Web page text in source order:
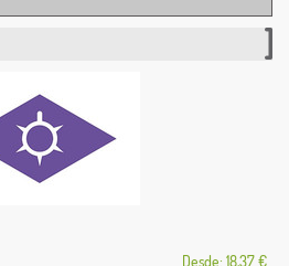
Desde: 18,37 €